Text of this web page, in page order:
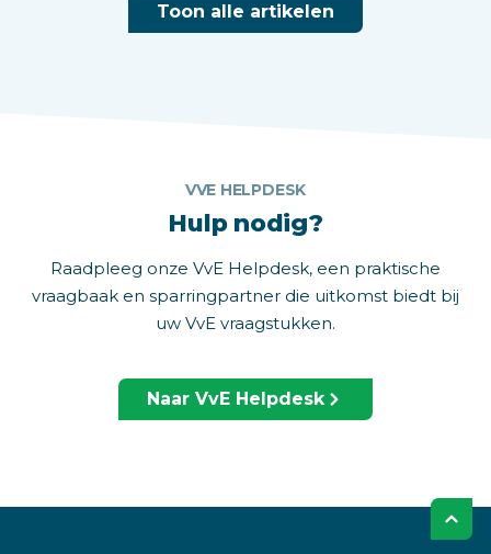
Toon alle artikelen
VVE HELPDESK
Hulp nodig?
Raadpleeg onze VvE Helpdesk, een praktische
vraagbaak en sparringpartner die uitkomst biedt bij
uw VvE vraagstukken.
Naar VvE Helpdesk